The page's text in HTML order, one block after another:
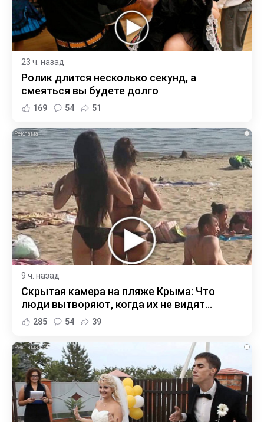
23 ч. назад
Ролик длится несколько секунд, а
смеяться вы будете долго
169 54 51
i
9 ч. назад
Скрытая камера на пляже Крыма: Что
люди вытворяют, когда их не видят...
285 54 39
i